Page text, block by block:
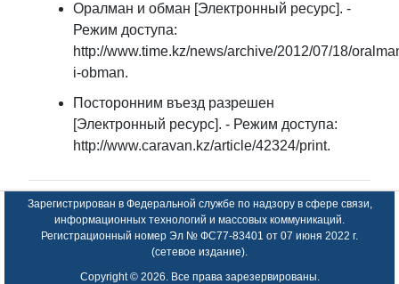
Оралман и обман [Электронный ресурс]. -
Режим доступа:
http://www.time.kz/news/archive/2012/07/18/
i-obman.
Посторонним въезд разрешен
[Электронный ресурс]. - Режим доступа:
http://www.caravan.kz/article/42324/print.
Зарегистрирован в Федеральной службе по надзору в сфере связи,
информационных технологий и массовых коммуникаций.
Регистрационный номер Эл № ФС77-83401 от 07 июня 2022 г.
(сетевое издание).
Copyright © 2026. Все права зарезервированы.